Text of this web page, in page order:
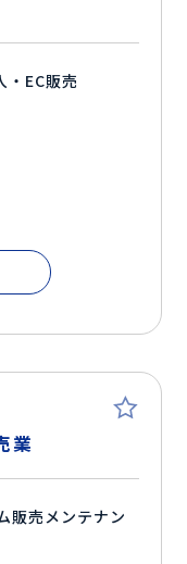
・EC販売
業
販売メンテナン